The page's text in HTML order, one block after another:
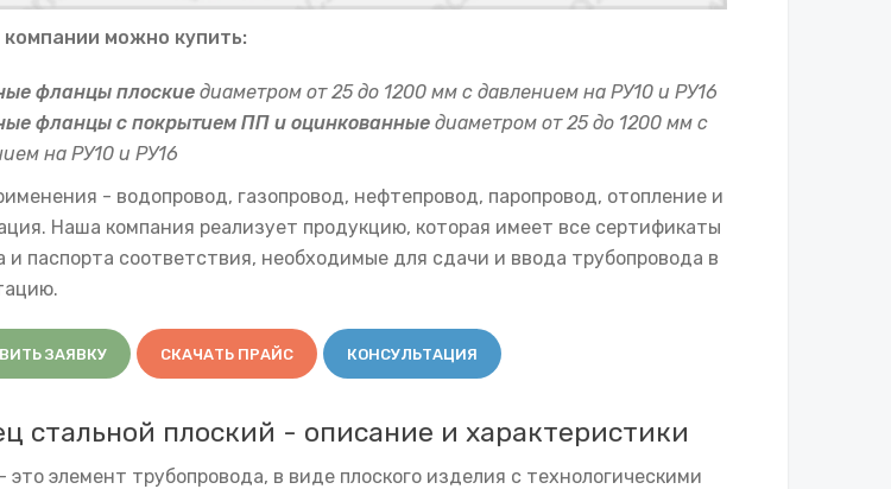
компании можно купить:
фланцы плоские диаметром от 25 до 1200 мм с давлением на РУ10 и РУ16
фланцы с покрытием ПП и оцинкованные диаметром от 25 до 1200 мм с
на РУ10 и РУ16
- водопровод, газопровод, нефтепровод, паропровод, отопление и
Наша компания реализует продукцию, которая имеет все сертификаты
и паспорта соответствия, необходимые для сдачи и ввода трубопровода в
ЗАЯВКУ СКАЧАТЬ ПРАЙС КОНСУЛЬТАЦИЯ
стальной плоский - описание и характеристики
элемент трубопровода, в виде плоского изделия с технологическими